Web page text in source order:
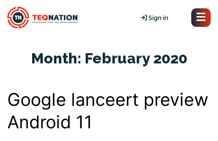
Sign in
Month: February 2020
Google lanceert preview
Android 11